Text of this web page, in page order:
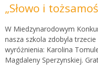
„Słowo i
W Miedzynarodowym
nasza szkola zdobyla
wyróżnienia: Karolina
Magdaleny Sperzynskiej.